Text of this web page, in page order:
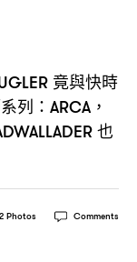
竟與快時
列 ：ARCA，
也
2 Photos Comments